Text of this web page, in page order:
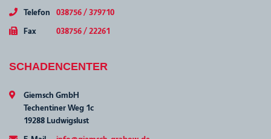
Telefon
038756 / 379710
Fax
038756 / 22261
SCHADENCENTER
Giemsch GmbH
Techentiner Weg 1c
19288 Ludwigslust